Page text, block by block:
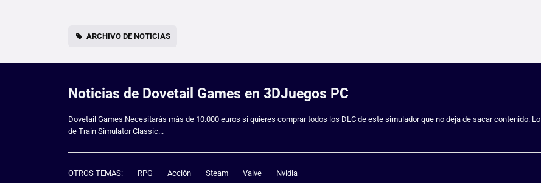
ARCHIVO DE NOTICIAS
Noticias de Dovetail Games en 3DJuegos PC
Dovetail Games:Necesitarás más de 10.000 euros si quieres comprar todos los DLC de este simulador que no deja de sacar contenido. Lo
de Train Simulator Classic...
OTROS TEMAS: RPG Acción Steam Valve Nvidia